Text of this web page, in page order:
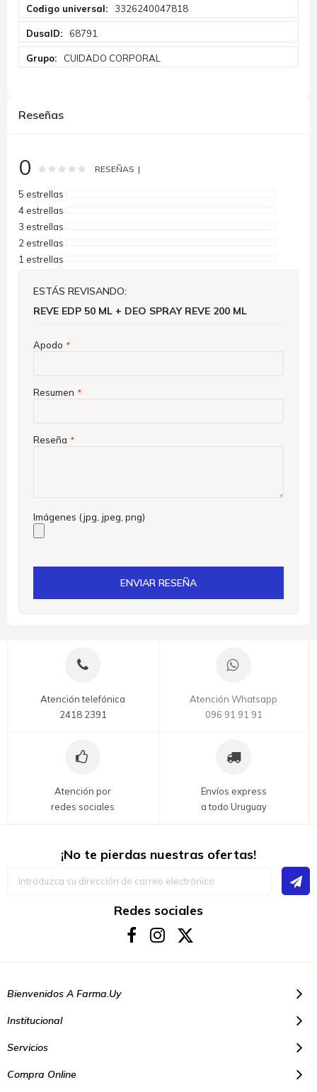
Información
3326240047818
68791
CUIDADO CORPORAL
Reseñas
0 Rating: % of100
RESEÑAS
5 estrellas
4 estrellas
3 estrellas
2 estrellas
1 estrellas
ESTÁS REVISANDO:
REVE EDP 50 ML + DEO SPRAY REVE 200 ML
Apodo
Resumen
Reseña
Imágenes (jpg, jpeg, png)
ENVIAR RESEÑA
Atención telefónica
2418 2391
Atención Whatsapp
096 91 91 91
Atención por
redes sociales
Envíos express
a todo Uruguay
¡No te pierdas nuestras ofertas!
Redes sociales
Bienvenidos A Farma.uy
Institucional
Servicios
Compra Online